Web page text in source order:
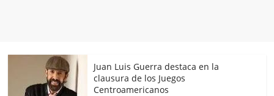
Juan Luis Guerra destaca en la
clausura de los Juegos
Centroamericanos